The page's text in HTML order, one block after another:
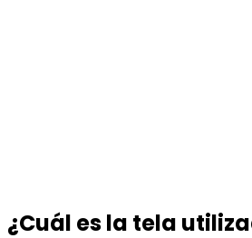
¿Cuál es la tela